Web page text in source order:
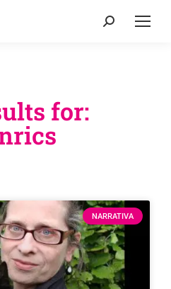
for:
NARRATIVA